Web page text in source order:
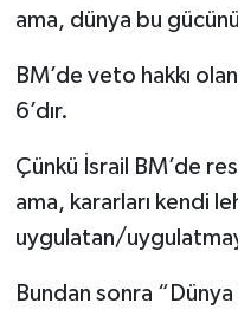
ama, dünya bu
BM’de veto hakkı
6’dır.
Çünkü İsrail BM’de
ama, kararları kendi
uygulatan/
Bundan sonra